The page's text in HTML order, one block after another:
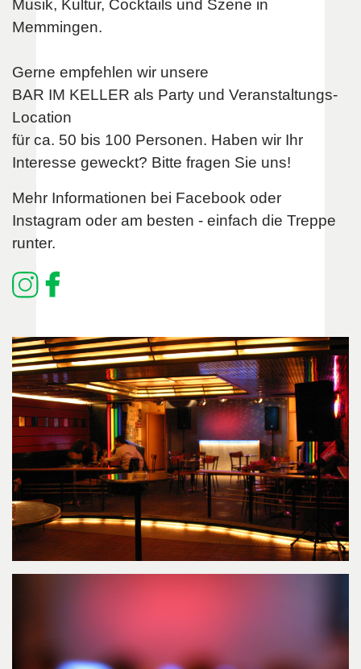
Musik, Kultur, Cocktails und Szene in
Memmingen.
Gerne empfehlen wir unsere
BAR IM KELLER als Party und Veranstaltungs-
Location
für ca. 50 bis 100 Personen. Haben wir Ihr
Interesse geweckt? Bitte fragen Sie uns!
Mehr Informationen bei Facebook oder
Instagram oder am besten - einfach die Treppe
runter.